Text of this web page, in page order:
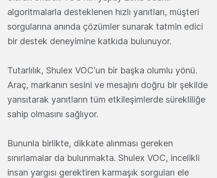
algoritmalarla desteklenen hızlı yanıtları, müşteri
sorgularına anında çözümler sunarak tatmin edici
bir destek deneyimine katkıda bulunuyor.
Tutarlılık, Shulex VOC'un bir başka olumlu yönü.
Araç, markanın sesini ve mesajını doğru bir şekilde
yansıtarak yanıtların tüm etkileşimlerde sürekliliğe
sahip olmasını sağlıyor.
Bununla birlikte, dikkate alınması gereken
sınırlamalar da bulunmakta. Shulex VOC, incelikli
insan yargısı gerektiren karmaşık sorguları ele